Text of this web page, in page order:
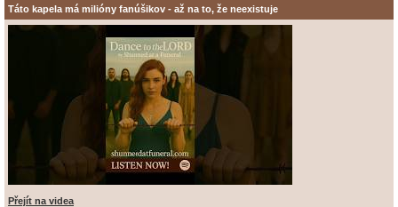
Táto kapela má milióny fanúšikov - až na to, že neexistuje
Přejít na videa